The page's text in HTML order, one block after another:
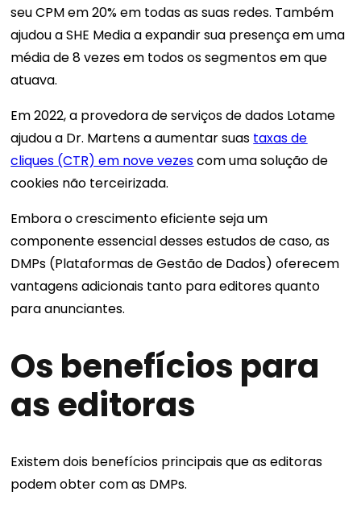
seu CPM em 20% em todas as suas redes. Também
ajudou a SHE Media a expandir sua presença em uma
média de 8 vezes em todos os segmentos em que
atuava.
Em 2022, a provedora de serviços de dados Lotame
ajudou a Dr. Martens a aumentar suas taxas de
cliques (CTR) em nove vezescom uma solução de
cookies não terceirizada.
Embora o crescimento eficiente seja um
componente essencial desses estudos de caso, as
DMPs (Plataformas de Gestão de Dados) oferecem
vantagens adicionais tanto para editores quanto
para anunciantes.
Os benefícios para
as editoras
Existem dois benefícios principais que as editoras
podem obter com as DMPs.